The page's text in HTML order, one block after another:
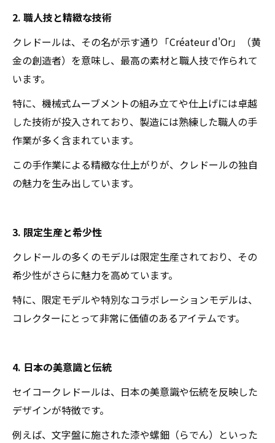
2. 職人技と精緻な技術
クレドールは、その名が示す通り「Créateur d'Or」（黄
金の創造者）を意味し、最高の素材と職人技で作られて
います。
特に、機械式ムーブメントの組み立てや仕上げには卓越
した技術が投入されており、製造には熟練した職人の手
作業が多く含まれています。
この手作業による精緻な仕上がりが、クレドールの独自
の魅力を生み出しています。
3. 限定生産と希少性
クレドールの多くのモデルは限定生産されており、その
希少性がさらに魅力を高めています。
特に、限定モデルや特別なコラボレーションモデルは、
コレクターにとって非常に価値のあるアイテムです。
4. 日本の美意識と伝統
セイコークレドールは、日本の美意識や伝統を反映した
デザインが特徴です。
例えば、文字盤に施された漆や螺鈿（らでん）といった